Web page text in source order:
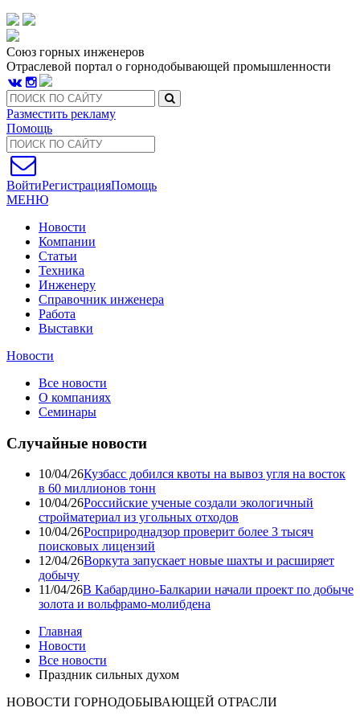
Союз горных инженеров
Отраслевой портал о горнодобывающей промышленности
Разместить рекламу
Помощь
ВойтиРегистрацияПомощь
МЕНЮ
Новости
Компании
Статьи
Техника
Инженеру
Справочник инженера
Работа
Выставки
Новости
Все новости
О компаниях
Семинары
Случайные новости
10/04/26Кузбасс добился квоты на вывоз угля на восток
в 60 миллионов тонн
10/04/26Российские ученые создали экологичный
стройматериал из угольных отходов
10/04/26Росприроднадзор проверит более 3 тысяч
поисковых лицензий
12/04/26Воркута запускает новые шахты и расширяет
добычу
11/04/26В Кабардино-Балкарии начали проект по добыче
золота и вольфрамо-молибдена
Главная
Новости
Все новости
Праздник сильных духом
НОВОСТИ ГОРНОДОБЫВАЮЩЕЙ ОТРАСЛИ